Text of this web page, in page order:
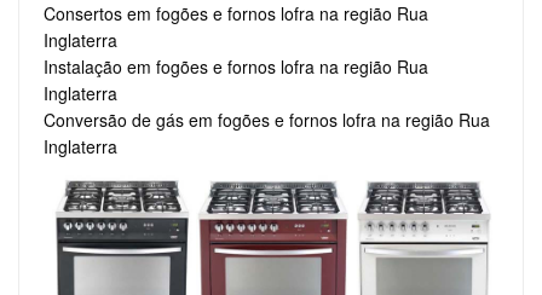
Consertos em fogões e fornos lofra na região Rua
Inglaterra
Instalação em fogões e fornos lofra na região Rua
Inglaterra
Conversão de gás em fogões e fornos lofra na região Rua
Inglaterra